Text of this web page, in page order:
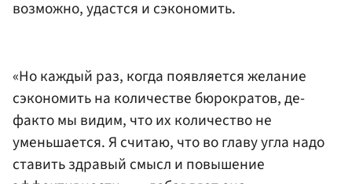
возможно, удастся и сэкономить.
«Но каждый раз, когда появляется желание
сэкономить на количестве бюрократов, де-
факто мы видим, что их количество не
уменьшается. Я считаю, что во главу угла надо
ставить здравый смысл и повышение